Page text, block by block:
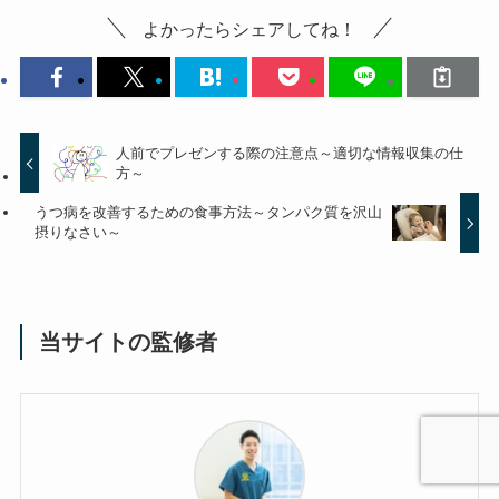
よかったらシェアしてね！
人前でプレゼンする際の注意点～適切な情報収集の仕
方～
うつ病を改善するための食事方法～タンパク質を沢山
摂りなさい～
当サイトの監修者